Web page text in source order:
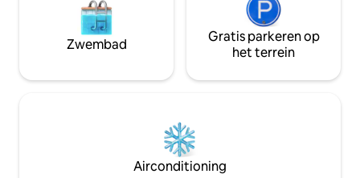
Zwembad
Gratis parkeren op
het terrein
Airconditioning